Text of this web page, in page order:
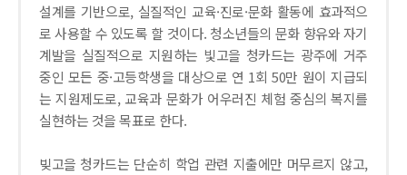
설계를 기반으로, 실질적인 교육·진로·문화 활동에 효과적으
로 사용할 수 있도록 할 것이다. 청소년들의 문화 향유와 자기
계발을 실질적으로 지원하는 빛고을 청카드는 광주에 거주
중인 모든 중·고등학생을 대상으로 연 1회 50만 원이 지급되
는 지원제도로, 교육과 문화가 어우러진 체험 중심의 복지를
실현하는 것을 목표로 한다.
빚고을 청카드는 단순히 학업 관련 지출에만 머무르지 않고,